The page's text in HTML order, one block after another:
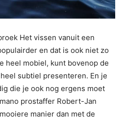
Het vissen vanuit een
en dat is ook niet zo
heel mobiel, kunt bovenop de
subtiel presenteren. En je
die je ook nog ergens moet
prostaffer Robert-Jan
manier dan met de